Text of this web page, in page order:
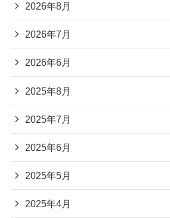
2026年8月
2026年7月
2026年6月
2025年8月
2025年7月
2025年6月
2025年5月
2025年4月